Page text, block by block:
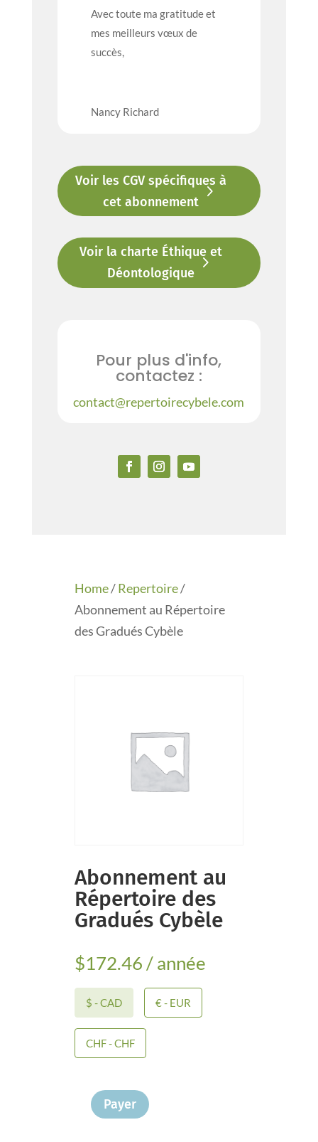
Avec toute ma gratitude et
mes meilleurs vœux de
succès,
Nancy Richard
Voir les CGV spécifiques à
cet abonnement
Voir la charte Éthique et
Déontologique
Pour plus d'info,
contactez :
contact@repertoirecybele.com
Home/Repertoire/
Abonnement au Répertoire
des Gradués Cybèle
Abonnement au
Répertoire des
Gradués Cybèle
$172.46/ année
$ - CAD € - EUR
CHF - CHF
quantité
Payer